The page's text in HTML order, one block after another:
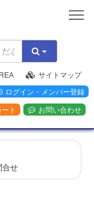
サイトマップ
ログイン・メンバー登録
ート お問い合わせ
合せ